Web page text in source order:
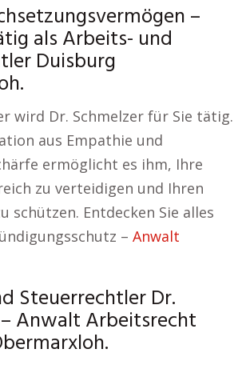
–
als Arbeits- und
Duisburg
wird Dr. Schmelzer für Sie tätig.
aus Empathie und
ermöglicht es ihm, Ihre
zu verteidigen und Ihren
schützen. Entdecken Sie alles
– Anwalt
Steuerrechtler Dr.
Anwalt Arbeitsrecht